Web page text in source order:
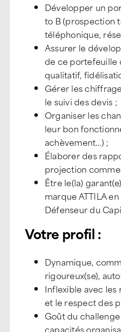
Développer un
to B (prospection
téléphonique,
Assurer le
de ce portefeuille
qualitatif,
Gérer les
le suivi des devis ;
Organiser les
leur bon
achèvement…) ;
Élaborer des
projection
Être le(la)
marque ATTILA
Défenseur du
Votre profil :
Dynamique,
rigoureux(se),
Inflexible avec
et le respect des
Goût du
capacités